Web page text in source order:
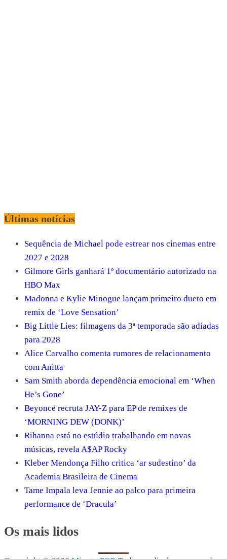
Últimas notícias
Sequência de Michael pode estrear nos cinemas entre
2027 e 2028
Gilmore Girls ganhará 1º documentário autorizado na
HBO Max
Madonna e Kylie Minogue lançam primeiro dueto em
remix de ‘Love Sensation’
Big Little Lies: filmagens da 3ª temporada são adiadas
para 2028
Alice Carvalho comenta rumores de relacionamento
com Anitta
Sam Smith aborda dependência emocional em ‘When
He’s Gone’
Beyoncé recruta JAY-Z para EP de remixes de
‘MORNING DEW (DONK)’
Rihanna está no estúdio trabalhando em novas
músicas, revela A$AP Rocky
Kleber Mendonça Filho critica ‘ar sudestino’ da
Academia Brasileira de Cinema
Tame Impala leva Jennie ao palco para primeira
performance de ‘Dracula’
Os mais lidos